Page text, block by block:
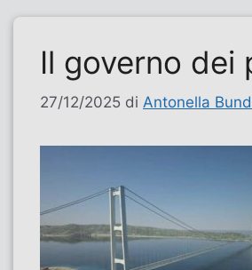
Il governo dei
27/12/2025 di Antonella